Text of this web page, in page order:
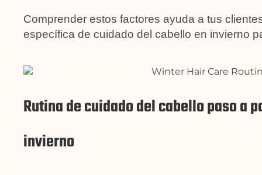
Comprender estos factores ayuda a tus
específica de cuidado del cabello en invierno
Rutina de cuidado del cabello paso a
invierno